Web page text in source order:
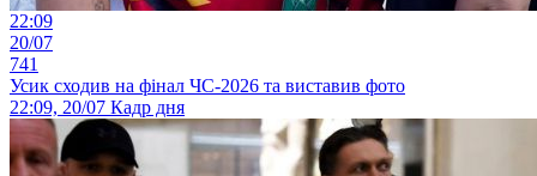
22:09
20/07
741
Усик сходив на фінал ЧС-2026 та виставив фото
22:09, 20/07 Кадр дня